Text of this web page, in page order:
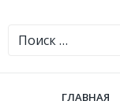
ГЛАВНАЯ